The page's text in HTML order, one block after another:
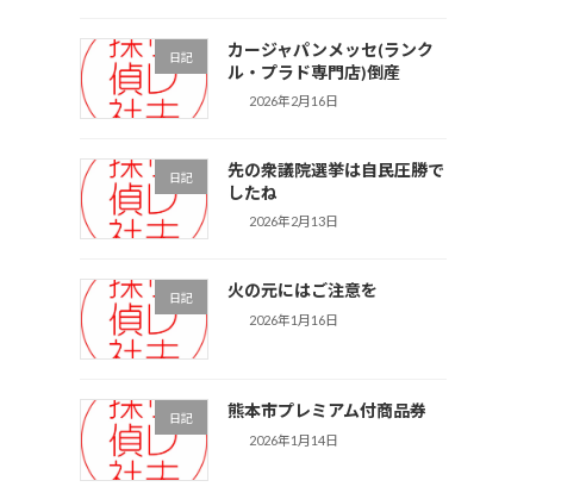
日記
カージャパンメッセ(ランク
ル・プラド専門店)倒産
2026年2月16日
日記
先の衆議院選挙は自民圧勝で
したね
2026年2月13日
日記 火の元にはご注意を
2026年1月16日
日記 熊本市プレミアム付商品券
2026年1月14日